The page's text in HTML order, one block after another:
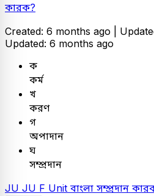
কারক?
Created: 6 months ago |
Updated: 6 months ago
ক
কর্ম
খ
করণ
গ
অপাদান
ঘ
সম্প্রদান
JU JU F Unit বাংলা সম্প্রদান